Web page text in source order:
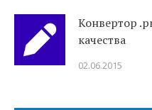
Конвертор
качества
02.06.2015